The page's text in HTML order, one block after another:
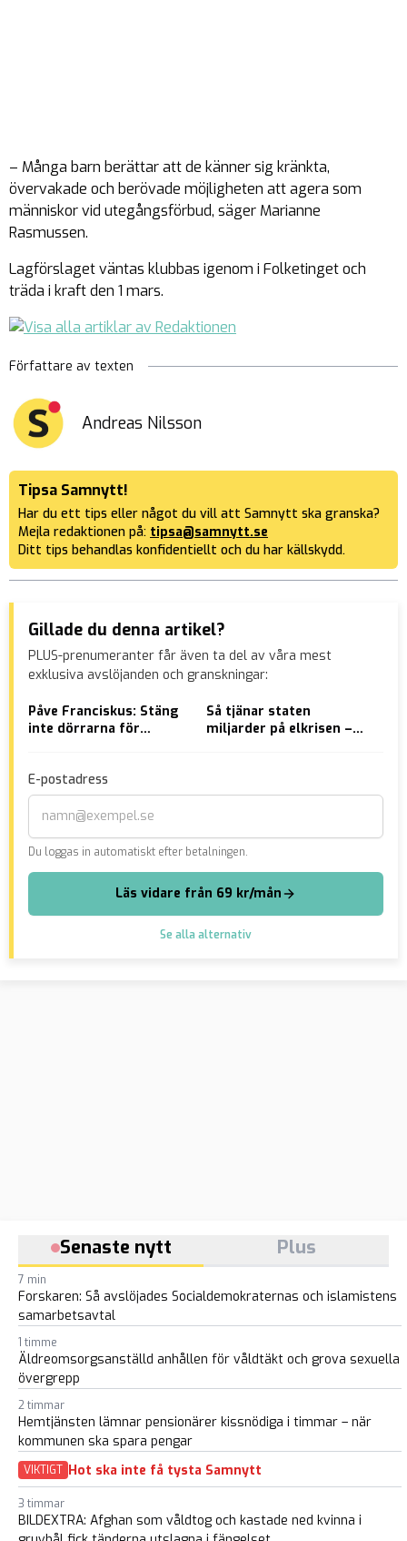
– Många barn berättar att de känner sig kränkta,
övervakade och berövade möjligheten att agera som
människor vid utegångsförbud, säger Marianne
Rasmussen.
Lagförslaget väntas klubbas igenom i Folketinget och
träda i kraft den 1 mars.
Författare av texten
Andreas Nilsson
Tipsa Samnytt!
Har du ett tips eller något du vill att Samnytt ska granska?
Mejla redaktionen på: tipsa@samnytt.se
Ditt tips behandlas konfidentiellt och du har källskydd.
Gillade du denna artikel?
PLUS-prenumeranter får även ta del av våra mest
exklusiva avslöjanden och granskningar:
Påve Franciskus: Stäng
inte dörrarna för
Så tjänar staten
miljarder på elkrisen –
E-postadress
Du loggas in automatiskt efter betalningen.
Läs vidare från 69 kr/mån
Se alla alternativ
Senaste nytt Plus
7 min
Forskaren: Så avslöjades Socialdemokraternas och islamistens
samarbetsavtal
1 timme
Äldreomsorgsanställd anhållen för våldtäkt och grova sexuella
övergrepp
2 timmar
Hemtjänsten lämnar pensionärer kissnödiga i timmar – när
kommunen ska spara pengar
VIKTIGT Hot ska inte få tysta Samnytt
3 timmar
BILDEXTRA: Afghan som våldtog och kastade ned kvinna i